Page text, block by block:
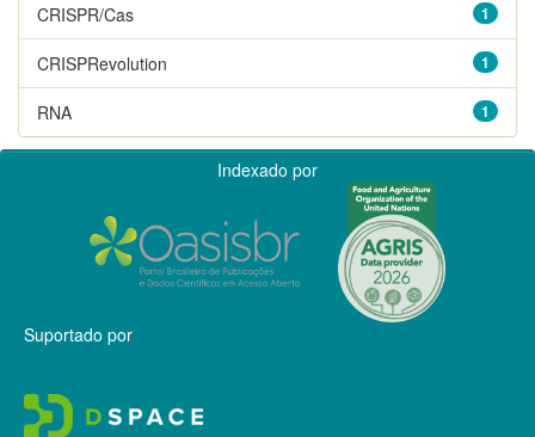
1
CRISPR/Cas
1
CRISPRevolution
1
RNA
Indexado por
Suportado por